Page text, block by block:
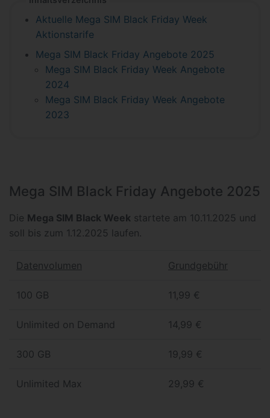
Aktuelle Mega SIM Black Friday Week
Aktionstarife
Mega SIM Black Friday Angebote 2025
Mega SIM Black Friday Week Angebote
2024
Mega SIM Black Friday Week Angebote
2023
Mega SIM Black Friday Angebote 2025
Die Mega SIM Black Week startete am 10.11.2025 und
soll bis zum 1.12.2025 laufen.
Datenvolumen Grundgebühr
100 GB 11,99 €
Unlimited on Demand 14,99 €
300 GB 19,99 €
Unlimited Max 29,99 €